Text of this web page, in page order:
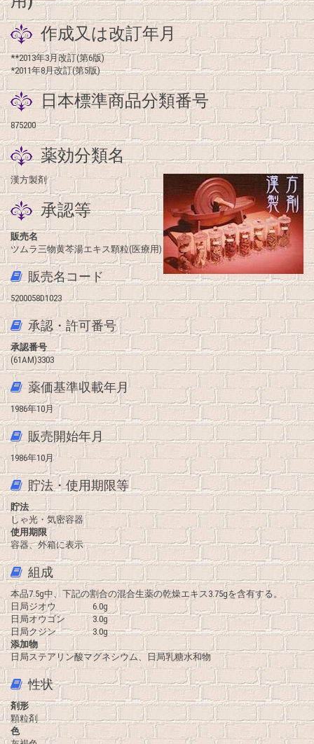
作成又は改訂年月
**2013年3月改訂(第6版)
*2011年8月改訂(第5版)
日本標準商品分類番号
875200
薬効分類名
漢方製剤
承認等
販売名
ツムラ三物黄芩湯エキス顆粒(医療用)
販売名コード
5200058D1023
承認・許可番号
承認番号
(61AM)3303
薬価基準収載年月
1986年10月
販売開始年月
1986年10月
貯法・使用期限等
貯法
しゃ光・気密容器
使用期限
容器、外箱に表示
組成
本品7.5g中、下記の割合の混合生薬の乾燥エキス3.75gを含有する。
日局ジオウ 6.0g
日局オウゴン 3.0g
日局クジン 3.0g
添加物
日局ステアリン酸マグネシウム、日局乳糖水和物
性状
剤形
顆粒剤
色